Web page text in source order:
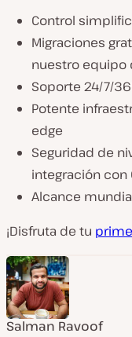
Control
Migraciones
nuestro equipo
Soporte 24/7/
Potente
edge
Seguridad de
integración con
Alcance
¡Disfruta de tu
Salman Ravoof